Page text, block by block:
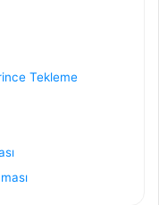
Tekleme